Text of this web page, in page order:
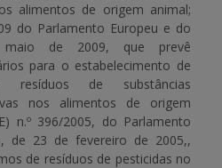
alimentos de origem animal;
do Parlamento Europeu e do
de 2009, que prevê
para o estabelecimento de
resíduos de substâncias
nos alimentos de origem
n.º 396/2005, do Parlamento
de 23 de fevereiro de 2005,,
de resíduos de pesticidas no